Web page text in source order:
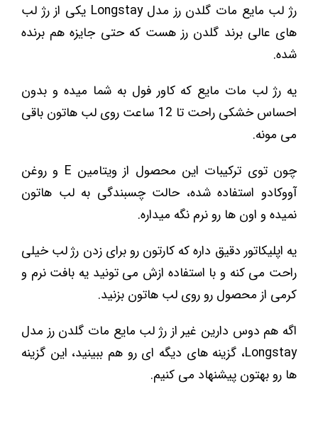
رژ لب مایع مات گلدن رز مدل Longstay یکی از رژ لب
های عالی برند گلدن رز هست که حتی جایزه هم برنده
شده.
یه رژ لب مات مایع که کاور فول به شما میده و بدون
احساس خشکی راحت تا 12 ساعت روی لب هاتون باقی
می مونه.
چون توی ترکیبات این محصول از ویتامین E و روغن
آووکادو استفاده شده، حالت چسبندگی به لب هاتون
نمیده و اون ها رو نرم نگه میداره.
یه اپلیکاتور دقیق داره که کارتون رو برای زدن رژ لب خیلی
راحت می کنه و با استفاده ازش می تونید یه بافت نرم و
کرمی از محصول رو روی لب هاتون بزنید.
اگه هم دوس دارین غیر از رژ لب مایع مات گلدن رز مدل
Longstay، گزینه های دیگه ای رو هم ببینید، این گزینه
ها رو بهتون پیشنهاد می کنیم.